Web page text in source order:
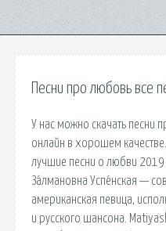
Песни про любовь все
У нас можно скачать песни
онлайн в хорошем
лучшие песни о любви
За́лмановна Успе́нская —
американская певица,
и русского шансона.